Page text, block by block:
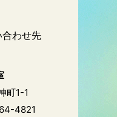
合わせ先
町1-1
4821